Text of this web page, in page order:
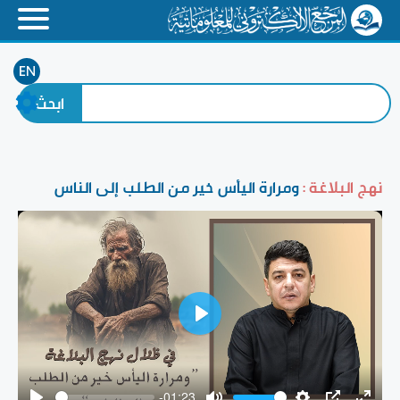
EN
نهج البلاغة :ومرارة اليأس خير من الطلب إلى الناس
-01:23
Play